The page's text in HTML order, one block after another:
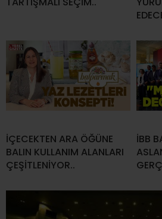
İÇECEKTEN ARA ÖĞÜNE
BALIN KULLANIM ALANLARI
ÇEŞİTLENİYOR..
İBB